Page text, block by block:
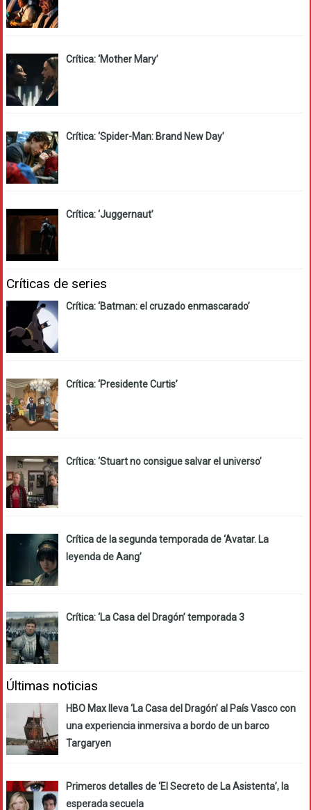
Crítica: ‘Mother Mary’
Crítica: ‘Spider-Man: Brand New Day’
Crítica: ‘Juggernaut’
Críticas de series
Crítica: ‘Batman: el cruzado enmascarado’
Crítica: ‘Presidente Curtis’
Crítica: ‘Stuart no consigue salvar el universo’
Crítica de la segunda temporada de ‘Avatar. La
leyenda de Aang’
Crítica: ‘La Casa del Dragón’ temporada 3
Últimas noticias
HBO Max lleva ‘La Casa del Dragón’ al País Vasco con
una experiencia inmersiva a bordo de un barco
Targaryen
Primeros detalles de ‘El Secreto de La Asistenta’, la
esperada secuela